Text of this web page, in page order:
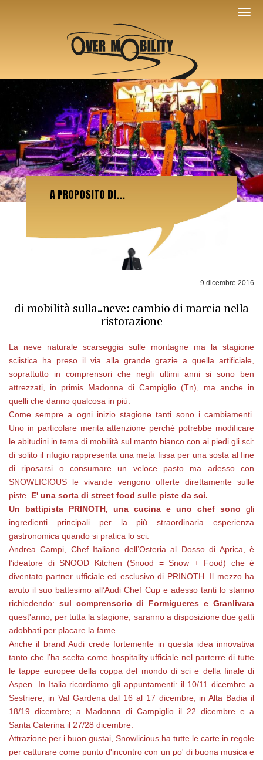
A PROPOSITO DI...
9 dicembre 2016
di mobilità sulla..neve: cambio di marcia nella
ristorazione
La neve naturale scarseggia sulle montagne ma la stagione
sciistica ha preso il via alla grande grazie a quella artificiale,
soprattutto in comprensori che negli ultimi anni si sono ben
attrezzati, in primis Madonna di Campiglio (Tn), ma anche in
quelli che danno qualcosa in più.
Come sempre a ogni inizio stagione tanti sono i cambiamenti.
Uno in particolare merita attenzione perché potrebbe modificare
le abitudini in tema di mobilità sul manto bianco con ai piedi gli sci:
di solito il rifugio rappresenta una meta fissa per una sosta al fine
di riposarsi o consumare un veloce pasto ma adesso con
SNOWLICIOUS le vivande vengono offerte direttamente sulle
piste. E' una sorta di street food sulle piste da sci.
Un battipista PRINOTH, una cucina e uno chef sono gli
ingredienti principali per la più straordinaria esperienza
gastronomica quando si pratica lo sci.
Andrea Campi, Chef Italiano dell’Osteria al Dosso di Aprica, è
l’ideatore di SNOOD Kitchen (Snood = Snow + Food) che è
diventato partner ufficiale ed esclusivo di PRINOTH. Il mezzo ha
avuto il suo battesimo all’Audi Chef Cup e adesso tanti lo stanno
richiedendo: sul comprensorio di Formigueres e Granlivara
quest'anno, per tutta la stagione, saranno a disposizione due gatti
adobbati per placare la fame.
Anche il brand Audi crede fortemente in questa idea innovativa
tanto che l’ha scelta come hospitality ufficiale nel parterre di tutte
le tappe europee della coppa del mondo di sci e della finale di
Aspen. In Italia ricordiamo gli appuntamenti: il 10/11 dicembre a
Sestriere; in Val Gardena dal 16 al 17 dicembre; in Alta Badia il
18/19 dicembre; a Madonna di Campiglio il 22 dicembre e a
Santa Caterina il 27/28 dicembre.
Attrazione per i buon gustai, Snowlicious ha tutte le carte in regole
per catturare come punto d'incontro con un po' di buona musica e